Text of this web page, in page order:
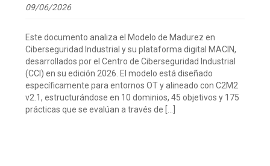
09/06/2026
Este documento analiza el Modelo de Madurez en
Ciberseguridad Industrial y su plataforma digital MACIN,
desarrollados por el Centro de Ciberseguridad Industrial
(CCI) en su edición 2026. El modelo está diseñado
específicamente para entornos OT y alineado con C2M2
v2.1, estructurándose en 10 dominios, 45 objetivos y 175
prácticas que se evalúan a través de […]